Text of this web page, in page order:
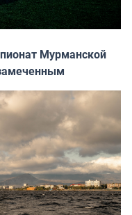
Мурманской